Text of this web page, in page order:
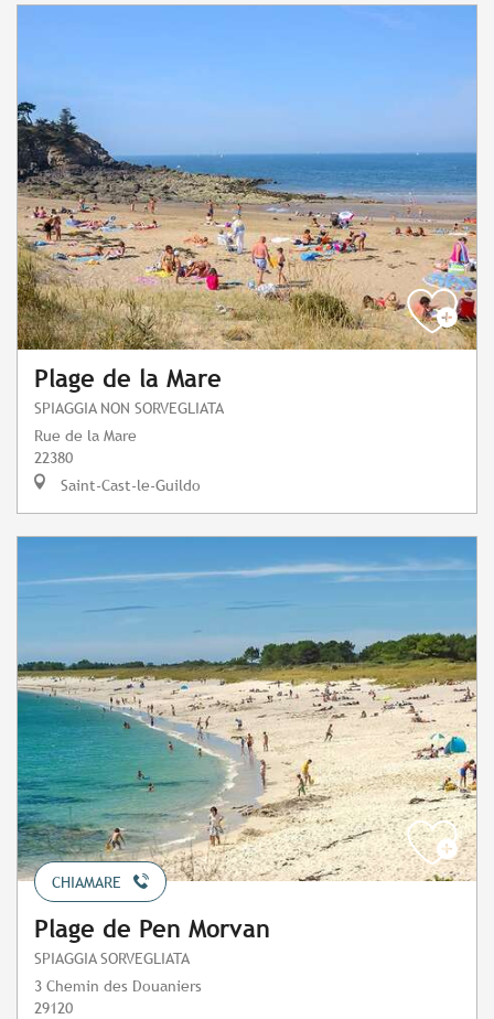
Plage de la Mare
SPIAGGIA NON SORVEGLIATA
Rue de la Mare
22380
Saint-Cast-le-Guildo
CHIAMARE
Plage de Pen Morvan
SPIAGGIA SORVEGLIATA
3 Chemin des Douaniers
29120